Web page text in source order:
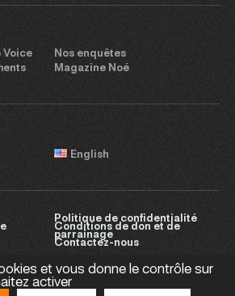
Voice
Nos enquêtes
Magazine Noé
English
Politique de confidentialité
Conditions de don et de
parrainage
Contactez-nous
et vous donne le contrôle sur
activer